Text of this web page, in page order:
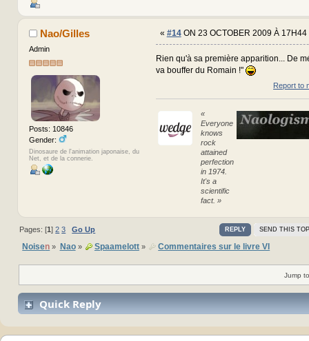
Nao/Gilles
Admin
Posts: 10846
Gender:
Dinosaure de l'animation japonaise, du
Net, et de la connerie.
« #14ON 23 OCTOBER 2009 À 17H44
Rien qu'à sa première apparition... De
va bouffer du Romain !"
Report to
«
Everyone
knows
rock
attained
perfection
in 1974.
It's a
scientific
fact. »
REPLY SEND THIS
Pages: [1]2 3 Go Up
Noisen » Nao» Spaamelott» Commentaires sur le livre VI
Jump
Quick Reply